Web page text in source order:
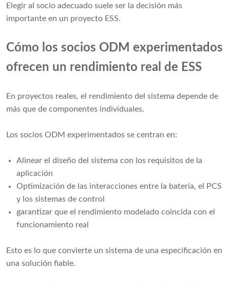
Elegir al socio adecuado suele ser la decisión más
importante en un proyecto ESS.
Cómo los socios ODM experimentados
ofrecen un rendimiento real de ESS
En proyectos reales, el rendimiento del sistema depende de
más que de componentes individuales.
Los socios ODM experimentados se centran en:
Alinear el diseño del sistema con los requisitos de la
aplicación
Optimización de las interacciones entre la batería, el PCS
y los sistemas de control
garantizar que el rendimiento modelado coincida con el
funcionamiento real
Esto es lo que convierte un sistema de una especificación en
una solución fiable.